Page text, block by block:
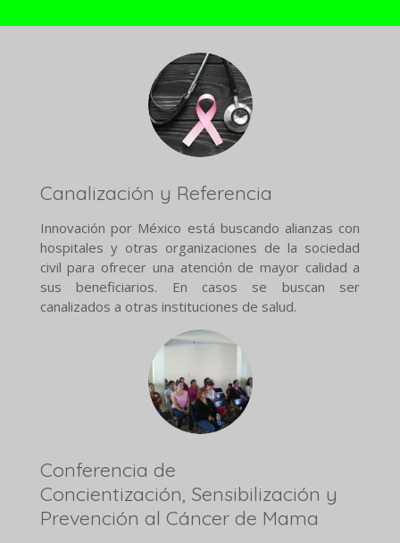
Canalización y Referencia
Innovación por México está buscando alianzas con
hospitales y otras organizaciones de la sociedad
civil para ofrecer una atención de mayor calidad a
sus beneficiarios. En casos se buscan ser
canalizados a otras instituciones de salud.
Conferencia de
Concientización, Sensibilización y
Prevención al Cáncer de Mama